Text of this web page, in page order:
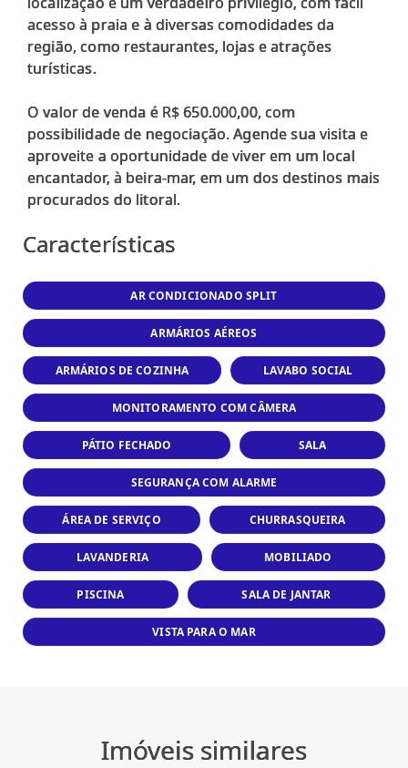
acesso à praia e à diversas comodidades da
região, como restaurantes, lojas e atrações
turísticas.
O valor de venda é R$ 650.000,00, com
possibilidade de negociação. Agende sua visita e
aproveite a oportunidade de viver em um local
encantador, à beira-mar, em um dos destinos mais
Características
AR CONDICIONADO SPLIT
ARMÁRIOS AÉREOS
ARMÁRIOS DE COZINHA LAVABO SOCIAL
MONITORAMENTO COM CÂMERA
PÁTIO FECHADO SALA
SEGURANÇA COM ALARME
ÁREA DE SERVIÇO CHURRASQUEIRA
LAVANDERIA MOBILIADO
PISCINA SALA DE JANTAR
VISTA PARA O MAR
Imóveis similares